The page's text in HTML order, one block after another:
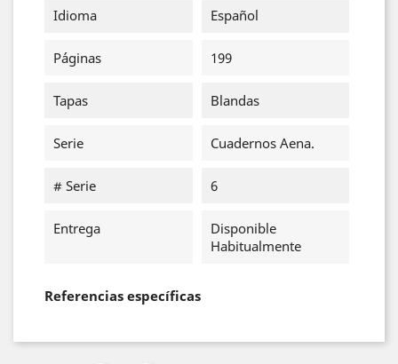
Idioma Español
Páginas 199
Tapas Blandas
Serie Cuadernos Aena.
# Serie 6
Entrega
Disponible
Habitualmente
Referencias específicas